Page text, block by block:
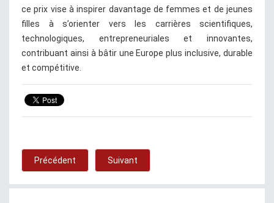
ce prix vise à inspirer davantage de femmes et de jeunes
filles à s’orienter vers les carrières scientifiques,
technologiques, entrepreneuriales et innovantes,
contribuant ainsi à bâtir une Europe plus inclusive, durable
et compétitive.
Précédent Suivant